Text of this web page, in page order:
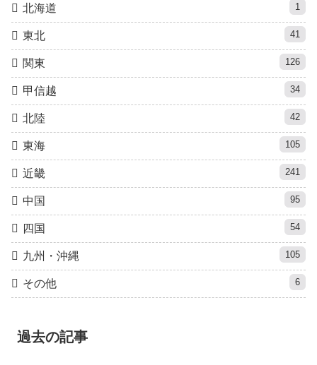
北海道 1
東北 41
関東 126
甲信越 34
北陸 42
東海 105
近畿 241
中国 95
四国 54
九州・沖縄 105
その他 6
過去の記事